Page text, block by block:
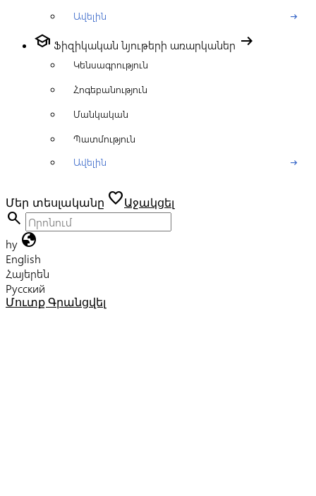
Ավելին
arrow_right_alt
school Ֆիզիկական նյութերի առարկաներ arrow_right_alt
Կենսագրություն
Հոգեբանություն
Մանկական
Պատմություն
Ավելին
arrow_right_alt
Մեր տեսլականը favoriteԱջակցել
search
hy globe
English
Հայերեն
Русский
Մուտք Գրանցվել